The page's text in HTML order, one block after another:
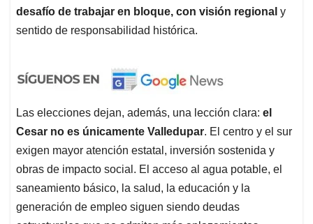
desafío de trabajar en bloque, con visión regional y
sentido de responsabilidad histórica.
Las elecciones dejan, además, una lección clara: el
Cesar no es únicamente Valledupar. El centro y el sur
exigen mayor atención estatal, inversión sostenida y
obras de impacto social. El acceso al agua potable, el
saneamiento básico, la salud, la educación y la
generación de empleo siguen siendo deudas